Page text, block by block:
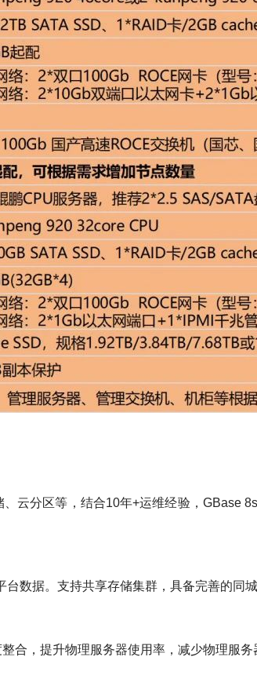
云分区等，结合10年+运维经验，GBase
数据。支持共享存储集群，具备完善的同
合，提升物理服务器使用率，减少物理服务